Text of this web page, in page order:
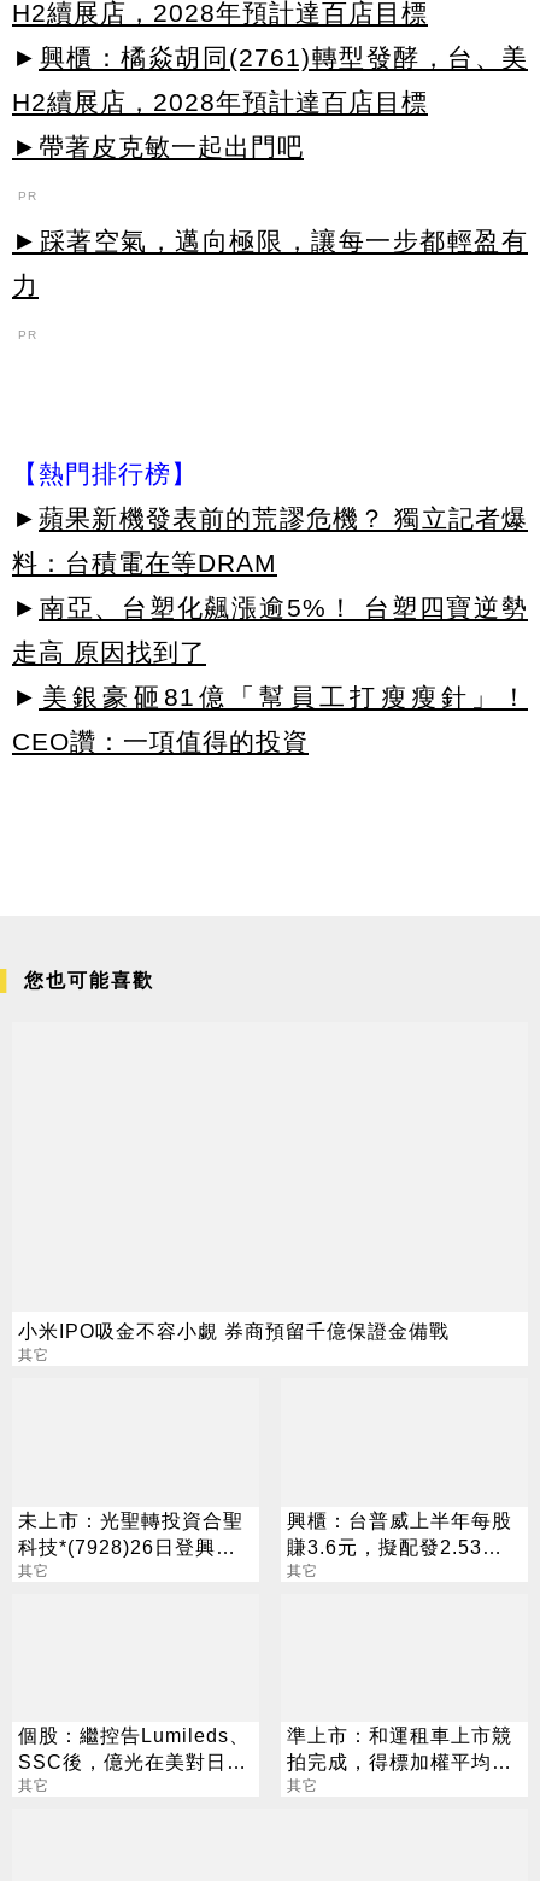
H2續展店，2028年預計達百店目標
► 興櫃：橘焱胡同(2761)轉型發酵，台、美
H2續展店，2028年預計達百店目標
►帶著皮克敏一起出門吧
PR
►踩著空氣，邁向極限，讓每一步都輕盈有
力
PR
【熱門排行榜】
► 蘋果新機發表前的荒謬危機？ 獨立記者爆
料：台積電在等DRAM
► 南亞、台塑化飆漲逾5%！ 台塑四寶逆勢
走高 原因找到了
► 美銀豪砸81億「幫員工打瘦瘦針」！
CEO讚：一項值得的投資
您也可能喜歡
小米IPO吸金不容小覷 券商預留千億保證金備戰
其它
未上市：光聖轉投資合聖
科技*(7928)26日登興
櫃，參考價每股120元
其它
興櫃：台普威上半年每股
賺3.6元，擬配發2.53元
股息及買回庫藏股60萬股
其它
個股：繼控告Lumileds、
SSC後，億光在美對日亞
化提起LED專利侵權訴訟
其它
準上市：和運租車上市競
拍完成，得標加權平均價
47.11元，超額認購1.88
其它